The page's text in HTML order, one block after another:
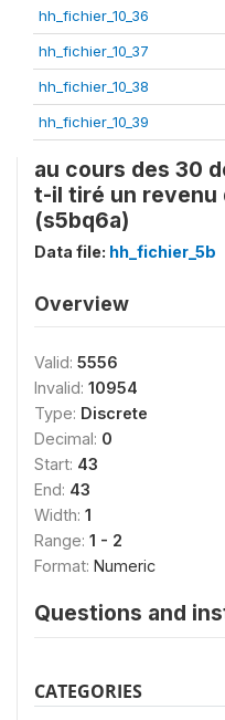
hh_fichier_10_36
hh_fichier_10_37
hh_fichier_10_38
hh_fichier_10_39
au cours des 30
t-il tiré un revenu
(s5bq6a)
Data file: hh_fichier_5b
Overview
Valid: 5556
Invalid: 10954
Type: Discrete
Decimal: 0
Start: 43
End: 43
Width: 1
Range: 1 - 2
Format: Numeric
Questions and
CATEGORIES